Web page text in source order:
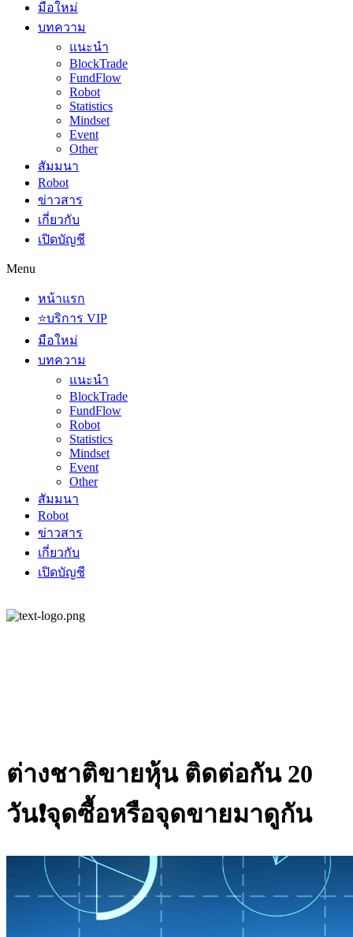
มือใหม่
บทความ
แนะนำ
BlockTrade
FundFlow
Robot
Statistics
Mindset
Event
Other
สัมมนา
Robot
ข่าวสาร
เกี่ยวกับ
เปิดบัญชี
Menu
หน้าแรก
⭐บริการ VIP
มือใหม่
บทความ
แนะนำ
BlockTrade
FundFlow
Robot
Statistics
Mindset
Event
Other
สัมมนา
Robot
ข่าวสาร
เกี่ยวกับ
เปิดบัญชี
ต่างชาติขายหุ้น ติดต่อกัน 20
วัน❗จุดซื้อหรือจุดขายมาดูกัน